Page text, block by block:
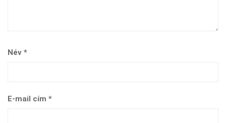
Név *
E-mail cím *